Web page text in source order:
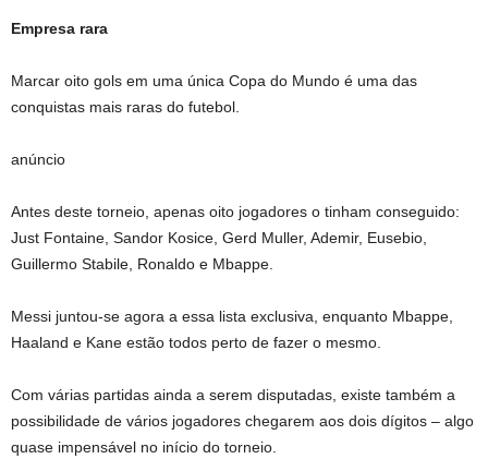
Empresa rara
Marcar oito gols em uma única Copa do Mundo é uma das
conquistas mais raras do futebol.
anúncio
Antes deste torneio, apenas oito jogadores o tinham conseguido:
Just Fontaine, Sandor Kosice, Gerd Muller, Ademir, Eusebio,
Guillermo Stabile, Ronaldo e Mbappe.
Messi juntou-se agora a essa lista exclusiva, enquanto Mbappe,
Haaland e Kane estão todos perto de fazer o mesmo.
Com várias partidas ainda a serem disputadas, existe também a
possibilidade de vários jogadores chegarem aos dois dígitos – algo
quase impensável no início do torneio.